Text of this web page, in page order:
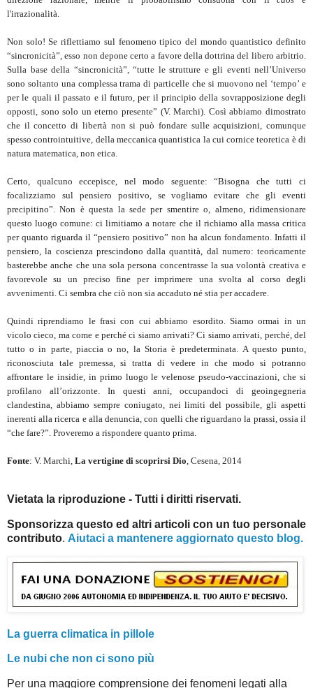
l'irrazionalità.
Non solo! Se riflettiamo sul fenomeno tipico del mondo quantistico definito
“sincronicità”, esso non depone certo a favore della dottrina del libero arbitrio.
Sulla base della “sincronicità”, “tutte le strutture e gli eventi nell’Universo
sono soltanto una complessa trama di particelle che si muovono nel ‘tempo’ e
per le quali il passato e il futuro, per il principio della sovrapposizione degli
opposti, sono solo un eterno presente” (V. Marchi). Così abbiamo dimostrato
che il concetto di libertà non si può fondare sulle acquisizioni, comunque
spesso controintuitive, della meccanica quantistica la cui cornice teoretica è di
natura matematica, non etica.
Certo, qualcuno eccepisce, nel modo seguente: “Bisogna che tutti ci
focalizziamo sul pensiero positivo, se vogliamo evitare che gli eventi
precipitino”. Non è questa la sede per smentire o, almeno, ridimensionare
questo luogo comune: ci limitiamo a notare che il richiamo alla massa critica
per quanto riguarda il “pensiero positivo” non ha alcun fondamento. Infatti il
pensiero, la coscienza prescindono dalla quantità, dal numero: teoricamente
basterebbe anche che una sola persona concentrasse la sua volontà creativa e
favorevole su un preciso fine per imprimere una svolta al corso degli
avvenimenti. Ci sembra che ciò non sia accaduto né stia per accadere.
Quindi riprendiamo le frasi con cui abbiamo esordito. Siamo ormai in un
vicolo cieco, ma come e perché ci siamo arrivati? Ci siamo arrivati, perché, del
tutto o in parte, piaccia o no, la Storia è predeterminata. A questo punto,
riconosciuta tale premessa, si tratta di vedere in che modo si potranno
affrontare le insidie, in primo luogo le velenose pseudo-vaccinazioni, che si
profilano all’orizzonte. In questi anni, occupandoci di geoingegneria
clandestina, abbiamo sempre coniugato, nei limiti del possibile, gli aspetti
inerenti alla ricerca e alla denuncia, con quelli che riguardano la prassi, ossia il
“che fare?”. Proveremo a rispondere quanto prima.
Fonte: V. Marchi, La vertigine di scoprirsi Dio, Cesena, 2014
Vietata la riproduzione - Tutti i diritti riservati.
Sponsorizza questo ed altri articoli con un tuo personale
contributo. Aiutaci a mantenere aggiornato questo blog.
La guerra climatica in pillole
Le nubi che non ci sono più
Per una maggiore comprensione dei fenomeni legati alla